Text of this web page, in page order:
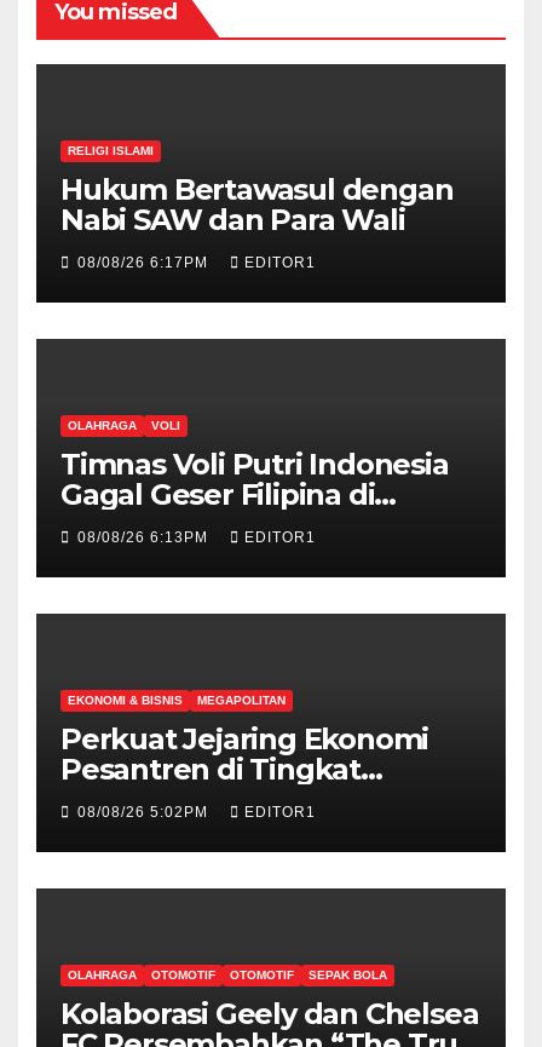
You missed
RELIGI ISLAMI
Hukum Bertawasul dengan
Nabi SAW dan Para Wali
08/08/26 6:17PM EDITOR1
OLAHRAGA VOLI
Timnas Voli Putri Indonesia
Gagal Geser Filipina di
Klasemen Sementara SEA V
Cup Putri 2026, Usai Dihajar
Thailand 3-0
08/08/26 6:13PM EDITOR1
EKONOMI & BISNIS MEGAPOLITAN
Perkuat Jejaring Ekonomi
Pesantren di Tingkat
Internasional, Hibitren Jaktim
dan PCI Malaysia Teken MoU
08/08/26 5:02PM EDITOR1
OLAHRAGA OTOMOTIF OTOMOTIF SEPAK BOLA
Kolaborasi Geely dan Chelsea